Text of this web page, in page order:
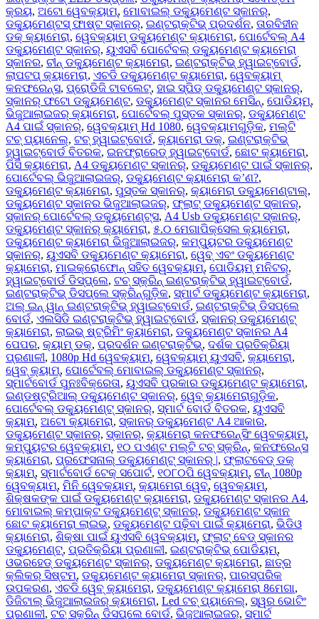
କ୍ରୟ, ଅଟୋ ୱେବକ୍ୟାମ୍, ମୋବାଇଲ୍ ଡକ୍ୟୁମେଣ୍ଟ ସ୍କାନର୍‌,
ଡକ୍ୟୁମେଣ୍ଟସ୍ ଫାଷ୍ଟ ସ୍କାନର୍‌, ଇଣ୍ଟରାକ୍ଟିଭ୍ ପ୍ରଦର୍ଶନ, ତାରବିହୀନ
ଡକ୍ କ୍ୟାମେରା, ୱେବକ୍ୟାମ୍ ଡକ୍ୟୁମେଣ୍ଟ କ୍ୟାମେରା, ପୋର୍ଟେବଲ୍ A4
ଡକ୍ୟୁମେଣ୍ଟ ସ୍କାନର୍‌, ୟୁଏସବି ପୋର୍ଟେବଲ୍ ଡକ୍ୟୁମେଣ୍ଟ କ୍ୟାମେରା
ସ୍କାନର, ଚୀନ୍ ଡକ୍ୟୁମେଣ୍ଟ କ୍ୟାମେରା, ଇଣ୍ଟରାକ୍ଟିଭ୍ ହ୍ୱାଇଟ୍‌ବୋର୍ଡ,
ଲାପଟପ୍ କ୍ୟାମେରା, ଏଚଡି ଡକ୍ୟୁମେଣ୍ଟ କ୍ୟାମେରା, ୱେବକ୍ୟାମ୍
କନଫରେନ୍ସ, ପ୍ରୋଡିଜି ଟାବଲେଟ୍, ହାଇ ସ୍ପିଡ୍ ଡକ୍ୟୁମେଣ୍ଟ ସ୍କାନର୍,
ସ୍କାନର୍ ଫଟୋ ଡକ୍ୟୁମେଣ୍ଟ, ଡକ୍ୟୁମେଣ୍ଟ ସ୍କାନର ମେସିନ୍, ପୋଡିୟମ୍,
ଭିଜୁଆଲାଇଜର୍ କ୍ୟାମେରା, ପୋର୍ଟେବଲ୍ ପୁସ୍ତକ ସ୍କାନର୍‌, ଡକ୍ୟୁମେଣ୍ଟ
A4 ପାଇଁ ସ୍କାନର୍, ୱେବକ୍ୟାମ୍ Hd 1080, ୱେବକ୍ୟାମଗୁଡ଼ିକ, ମଲ୍ଟି
ଟଚ୍ ପ୍ୟାନେଲ୍, ଟଚ୍ ହ୍ୱାଇଟ୍‌ବୋର୍ଡ, କ୍ୟାମେରା ଡକ୍, ଇଣ୍ଟରାକ୍ଟିଭ୍
ହ୍ୱାଇଟ୍‌ବୋର୍ଡ ବିତରକ, ଇନଫ୍ରାରେଡ୍ ହ୍ୱାଇଟ୍‌ବୋର୍ଡ, ଛୋଟ କ୍ୟାମେରା,
ପିସି କ୍ୟାମେରା, A4 ଡକ୍ୟୁମେଣ୍ଟ ସ୍କାନର୍, ଡକ୍ୟୁମେଣ୍ଟ ପାଇଁ ସ୍କାନର୍,
ପୋର୍ଟେବଲ୍ ଭିଜୁଆଲାଇଜର୍, ଡକ୍ୟୁମେଣ୍ଟ କ୍ୟାମେରା କ’ଣ?,
ଡକ୍ୟୁମେଣ୍ଟ କ୍ୟାମେରା, ପୁସ୍ତକ ସ୍କାନର୍‌, କ୍ୟାମେରା ଡକ୍ୟୁମେଣ୍ଟାଲ୍,
ଡକ୍ୟୁମେଣ୍ଟ ସ୍କାନର ଭିଜୁଆଲାଇଜର୍, ଫ୍ଲାଟ୍ ଡକ୍ୟୁମେଣ୍ଟ ସ୍କାନର୍,
ସ୍କାନର୍ ପୋର୍ଟେବଲ୍ ଡକ୍ୟୁମେଣ୍ଟ୍ସ, A4 Usb ଡକ୍ୟୁମେଣ୍ଟ ସ୍କାନର୍,
ଡକ୍ୟୁମେଣ୍ଟ ସ୍କାନର୍ କ୍ୟାମେରା, ୫.୦ ମେଗାପିକ୍ସେଲ କ୍ୟାମେରା,
ଡକ୍ୟୁମେଣ୍ଟ କ୍ୟାମେରା ଭିଜୁଆଲାଇଜର୍, କମ୍ପ୍ୟୁଟର ଡକ୍ୟୁମେଣ୍ଟ
ସ୍କାନର୍‌, ୟୁଏସବି ଡକ୍ୟୁମେଣ୍ଟ କ୍ୟାମେରା, ୱେବ୍ ଏବଂ ଡକ୍ୟୁମେଣ୍ଟ
କ୍ୟାମେରା, ମାଇକ୍ରୋଫୋନ୍ ସହିତ ୱେବକ୍ୟାମ୍, ପୋଡିୟମ୍ ମନିଟର୍,
ହ୍ୱାଇଟ୍‌ବୋର୍ଡ ଡିସ୍‌ପ୍ଲେ, ଟଚ୍ ସ୍କ୍ରିନ୍ ଇଣ୍ଟରାକ୍ଟିଭ୍ ହ୍ୱାଇଟ୍ବୋର୍ଡ,
ଇଣ୍ଟରାକ୍ଟିଭ୍ ଡିସପ୍ଲେ ସ୍କ୍ରିନ୍‌ଗୁଡ଼ିକ, ସ୍ମାର୍ଟ ଡକ୍ୟୁମେଣ୍ଟ କ୍ୟାମେରା,
ଅଲ୍ ଇନ୍ ୱାନ୍ ଇଣ୍ଟରାକ୍ଟିଭ୍ ହ୍ୱାଇଟ୍ବୋର୍ଡ, ଇଣ୍ଟରାକ୍ଟିଭ୍ ଡିସପ୍ଲେ
ବୋର୍ଡ, ଏଲସିଡି ଇଣ୍ଟରାକ୍ଟିଭ୍ ହ୍ୱାଇଟ୍‌ବୋର୍ଡ, ସ୍କାନର୍ ଡକ୍ୟୁମେଣ୍ଟ୍
କ୍ୟାମେରା, ଲାଇଭ୍ ଷ୍ଟ୍ରିମିଂ କ୍ୟାମେରା, ଡକ୍ୟୁମେଣ୍ଟ ସ୍କାନର A4
ପେପର, କ୍ୟାମ୍ ଡକ୍, ପ୍ରଦର୍ଶନ ଇଣ୍ଟରାକ୍ଟିଭ୍, ଦର୍ଶକ ପ୍ରତିକ୍ରିୟା
ପ୍ରଣାଳୀ, 1080p Hd ୱେବକ୍ୟାମ୍, ୱେବକ୍ୟାମ୍ ୟୁଏସବି, କ୍ୟାମେରା,
ୱେବ୍ କ୍ୟାମ୍, ପୋର୍ଟେବଲ୍ ମୋବାଇଲ୍ ଡକ୍ୟୁମେଣ୍ଟ ସ୍କାନର୍‌,
ସ୍ମାର୍ଟବୋର୍ଡ ପୁନଃବିକ୍ରେତା, ୟୁଏସବି ପ୍ରକାର ଡକ୍ୟୁମେଣ୍ଟ କ୍ୟାମେରା,
ଇଣ୍ଡଷ୍ଟ୍ରିଆଲ୍ ଡକ୍ୟୁମେଣ୍ଟ ସ୍କାନର୍‍, ୱେବ୍ କ୍ୟାମେରାଗୁଡ଼ିକ,
ପୋର୍ଟେବଲ୍ ଡକ୍ୟୁମେଣ୍ଟ୍ ସ୍କାନର୍‌, ସ୍ମାର୍ଟ ବୋର୍ଡ ବିତରକ, ୟୁଏସବି
କ୍ୟାମ୍, ଅଟୋ କ୍ୟାମେରା, ସ୍କାନର୍ ଡକ୍ୟୁମେଣ୍ଟ A4 ଆକାର,
ଡକ୍ୟୁମେଣ୍ଟ ସ୍କାନର୍‍, ସ୍କାନର୍‌, କ୍ୟାମେରା କନଫରେନ୍ସିଂ ୱେବକ୍ୟାମ୍,
କମ୍ପ୍ୟୁଟର ୱେବକ୍ୟାମ୍, ୧୦ ପଏଣ୍ଟ ମଲ୍ଟି ଟଚ୍ ସ୍କ୍ରିନ୍, କନଫରେନ୍ସ
କ୍ୟାମେରା, ପ୍ରଫେସନାଲ୍ ଡକ୍ୟୁମେଣ୍ଟ୍ ସ୍କାନର୍ |, ଫ୍ଲାଟବେଡ୍ ଡକ୍
କ୍ୟାମ୍, ସ୍ମାର୍ଟବୋର୍ଡ ଟେକ୍ ସପୋର୍ଟ, ୧୦୮୦ପି ୱେବକ୍ୟାମ୍, ଚୀନ୍ 1080p
ୱେବକ୍ୟାମ୍, ମିନି ୱେବକ୍ୟାମ୍, କ୍ୟାମେରା ୱେବ୍, ୱେବକ୍ୟାମ୍,
ଶିକ୍ଷକଙ୍କ ପାଇଁ ଡକ୍ୟୁମେଣ୍ଟ କ୍ୟାମେରା, ଡକ୍ୟୁମେଣ୍ଟ ସ୍କାନର A4,
ମୋବାଇଲ୍ କମ୍ପାକ୍ଟ ଡକ୍ୟୁମେଣ୍ଟ୍ ସ୍କାନର୍‌, ଡକ୍ୟୁମେଣ୍ଟ ସ୍କାନ
ଛୋଟ କ୍ୟାମେରା ଲାଇଭ୍, ଡକ୍ୟୁମେଣ୍ଟ ପଢ଼ିବା ପାଇଁ କ୍ୟାମେରା, ଭିଡିଓ
କ୍ୟାମେରା, ଶିକ୍ଷା ପାଇଁ ୟୁଏସବି ୱେବକ୍ୟାମ୍, ଫ୍ଲାଟ୍ ବେଡ୍ ସ୍କାନର
ଡକ୍ୟୁମେଣ୍ଟ୍, ପ୍ରତିକ୍ରିୟା ପ୍ରଣାଳୀ, ଇଣ୍ଟରାକ୍ଟିଭ୍ ପୋଡିୟମ୍,
ଓଭରହେଡ୍ ଡକ୍ୟୁମେଣ୍ଟ ସ୍କାନର୍‌, ଡକ୍ୟୁମେଣ୍ଟ କ୍ୟାମେରା, ଛାତ୍ର
କ୍ଲିକର୍ ସିଷ୍ଟମ୍, ଡକ୍ୟୁମେଣ୍ଟ କ୍ୟାମେରା ସ୍କାନର୍‍, ପାରସ୍ପରିକ
ଉପକରଣ, ଏଚଡି ୱେବ୍ କ୍ୟାମେରା, ଡକ୍ୟୁମେଣ୍ଟ କ୍ୟାମେରା 8ମେଗା,
ଡିଜିଟାଲ୍ ଭିଜୁଆଲାଇଜର୍ କ୍ୟାମେରା, Led ଟଚ୍ ପ୍ୟାନେଲ୍, ସ୍ୱର ଭୋଟିଂ
ପ୍ରଣାଳୀ, ଟଚ୍ ସ୍କ୍ରିନ୍ ଡିସପ୍ଲେ ବୋର୍ଡ, ଭିଜୁଆଲାଇଜର୍, ସ୍ମାର୍ଟ